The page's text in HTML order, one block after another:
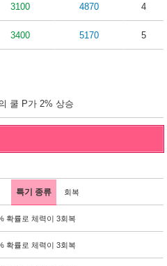
3100 4870 4
3400 5170 5
쿨 P가 2% 상승
특기 종류 회복
확률로 체력이 3회복
확률로 체력이 3회복